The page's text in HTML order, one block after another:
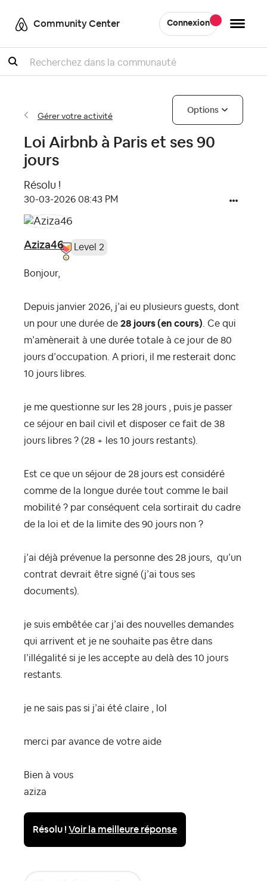
Community Center Connexion
Recherche
Gérer votre activité
Options
Loi Airbnb à Paris et ses 90
jours
Résolu !
‎30-03-2026 08:43 PM
Aziza46 Level 2
Bonjour,
Depuis janvier 2026, j’ai eu plusieurs guests, dont
un pour une durée de 28 jours (en cours) . Ce qui
m’amènerait à une durée totale à ce jour de 80
jours d’occupation. A priori, il me resterait donc
10 jours libres.
je me questionne sur les 28 jours , puis je passer
ce séjour en bail civil et disposer ce fait de 38
jours libres ? (28 + les 10 jours restants).
Est ce que un séjour de 28 jours est considéré
comme de la longue durée tout comme le bail
mobilité ? par conséquent cela sortirait du cadre
de la loi et de la limite des 90 jours non ?
j’ai déjà prévenue la personne des 28 jours, qu’un
contrat devrait être signé (j’ai tous ses
documents).
je suis embêtée car j’ai des nouvelles demandes
qui arrivent et je ne souhaite pas être dans
l’illégalité si je les accepte au delà des 10 jours
restants.
je ne sais pas si j’ai été claire , lol
merci par avance de votre aide
Bien à vous
aziza
Résolu !Voir la meilleure réponse